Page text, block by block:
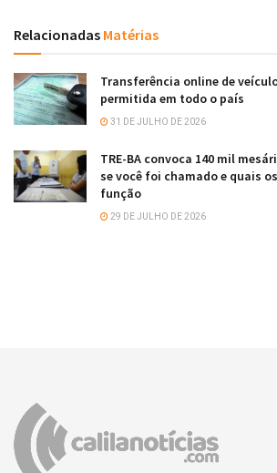
Relacionadas Matérias
Transferência online de
permitida em todo o país
31 DE JULHO DE 2026
TRE-BA convoca 140 mil
se você foi chamado e quais
função
29 DE JULHO DE 2026